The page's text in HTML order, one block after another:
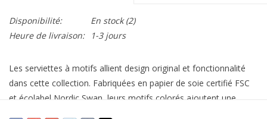
Disponibilité: En stock(2)
Heure de livraison:
1-3 jours
Les serviettes à motifs allient design original et fonctionnalité
dans cette collection. Fabriquées en papier de soie certifié FSC
et écolabel Nordic Swan, leurs motifs colorés ajoutent une